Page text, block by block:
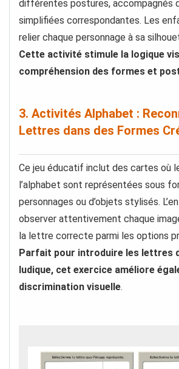
différentes postures, accompagnés
simplifiées correspondantes. Les
relier chaque personnage à sa
Cette activité stimule la logique
compréhension des formes et
3. Activités Alphabet :
Lettres dans des Formes
Ce jeu éducatif inclut des cartes où
l’alphabet sont représentées sous
personnages ou d’objets stylisés.
observer attentivement chaque
la lettre correcte parmi les options
Parfait pour introduire les lettres
ludique, cet exercice améliore
discrimination visuelle.